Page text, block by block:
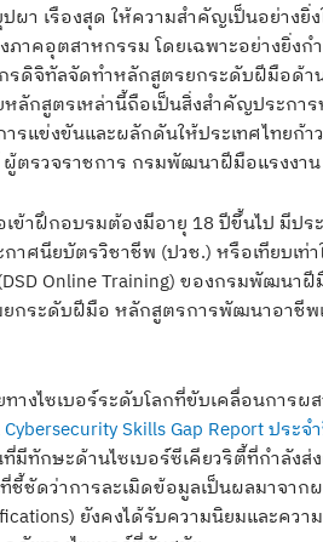
า เรืองสุด ให้ความสำคัญเป็นอย่าง
าคอุตสาหกรรม โดยเฉพาะอย่างยิ่ง
ดิจิทัลจัดทำหลักสูตรยกระดับฝีมือด้า
ลักสูตรเหล่านี้ถือเป็นสิ่งสำคัญประกา
รแข่งขันและผลักดันให้ประเทศไทยก้
ตรวจราชการ กรมพัฒนาฝีมือแรงงาน
าฝึกอบรมต้องมีอายุ 18 ปีขึ้นไป มีป
าศนียบัตรวิชาชีพ (ปวช.) หรือเทียบเท่
Online Training) ของกรมพัฒนา
ระดับฝีมือ หลักสูตรการพัฒนาอาชีพ
ไซเบอร์ระดับโลกที่ขับเคลื่อนการผส
Cybersecurity Skills Gap Report ประจ
ทักษะด้านไซเบอร์ซีเคียวริตี้ที่กำลัง
ชัดว่าการละเมิดข้อมูลเป็นผลมาจาก
ยังคงได้รับความนิยมและควา